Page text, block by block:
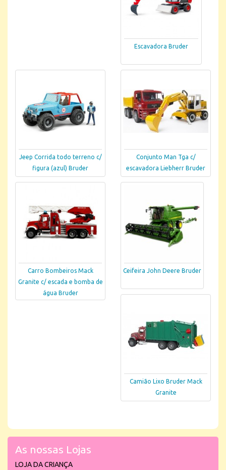
Escavadora Bruder
Jeep Corrida todo terreno c/
figura (azul) Bruder
Conjunto Man Tga c/
escavadora Liebherr Bruder
Carro Bombeiros Mack
Granite c/ escada e bomba de
água Bruder
Ceifeira John Deere Bruder
Camião Lixo Bruder Mack
Granite
As nossas Lojas
LOJA DA CRIANÇA